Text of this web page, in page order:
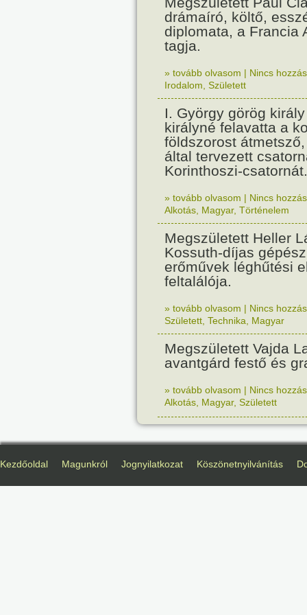
drámaíró, költő,
diplomata, a Francia
tagja.
» tovább olvasom | Nincs
Irodalom Született
I. György görög
királyné felavatta a
földszorost
által tervezett
Korinthoszi-csatornát.
» tovább olvasom | Nincs
Alkotás Magyar, Történelem
Megszületett Heller
Kossuth-díjas
erőművek léghűtési
feltalálója.
» tovább olvasom | Nincs
Született Technika Magyar
Megszületett Vajda
avantgárd festő és
» tovább olvasom | Nincs
Alkotás Magyar, Született
Kezdőoldal Magunkról Jognyilatkozat Köszönetnyilvánítás